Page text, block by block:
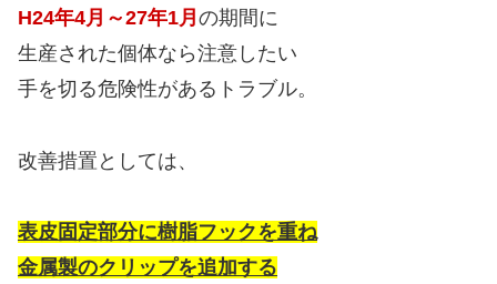
H24年4月～27年1月 の期間に
生産された個体なら注意したい
手を切る危険性があるトラブル。
改善措置としては、
表皮固定部分に樹脂フックを重ね
金属製のクリップを追加する